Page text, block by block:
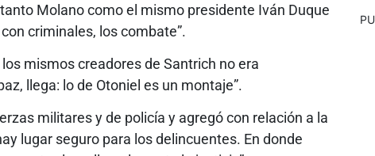
Molano como el mismo presidente Iván Duque
criminales, los combate”.
mismos creadores de Santrich no era
llega: lo de Otoniel es un montaje”.
militares y de policía y agregó con relación a la
lugar seguro para los delincuentes. En donde